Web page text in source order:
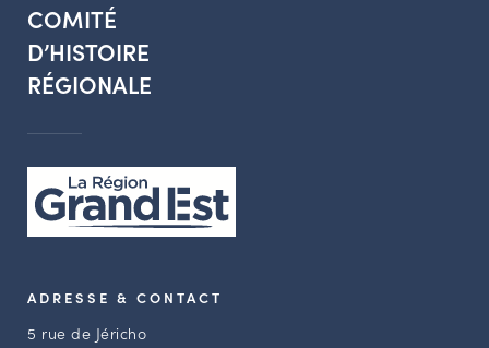
COMITÉ
D’HISTOIRE
RÉGIONALE
ADRESSE & CONTACT
5 rue de Jéricho